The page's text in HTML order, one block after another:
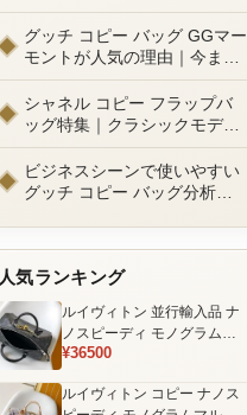
GGマーモントから定番モデ
ルまで徹底比較！コピーバッ
グ通販の選び方
グッチ コピー バッグ GGマー
モントが人気の理由｜今また
選ばれる定番ラグジュアリー
バッグとは
シャネル コピー フラップバ
ッグ特集｜クラシックモデル
の魅力と永遠に愛される理由
ビジネスシーンで使いやすい
グッチ コピー バッグ分析｜
人気ランキング
ルイヴィトン 並行輸入品 ナ
ノスピーディ モノグラムエ
クリプス ブラック チェーン
¥36500
ルイヴィトン コピー ナノス